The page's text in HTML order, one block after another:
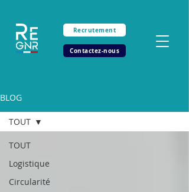
Recrutement
Contactez-nous
BLOG
TOUT
Logistique
Circularité
TOUT